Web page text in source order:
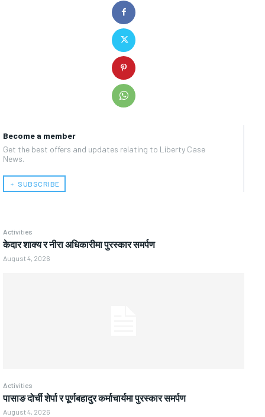
Become a member
Get the best offers and updates relating to Liberty Case
News.
﹢ SUBSCRIBE
Activities
केदार शाक्य र नीरा अधिकारीमा पुरस्कार समर्पण
August 4, 2026
Activities
पासाङ दोर्ची शेर्पा र पूर्णबहादुर कर्माचार्यमा पुरस्कार समर्पण
August 4, 2026